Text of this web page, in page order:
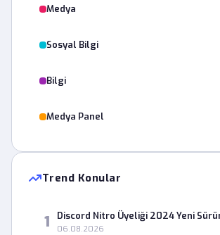
Medya
Sosyal Bilgi
Bilgi
Medya Panel
Trend Konular
1 Discord Nitro Üyeliği 2024 Yeni
06.08.2026